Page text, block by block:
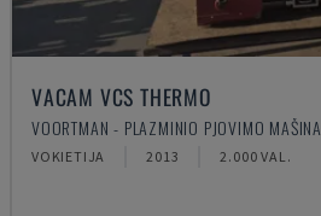
VACAM VCS THERMO
VOORTMAN - PLAZMINIO PJOVIMO MAŠINA
VOKIETIJA 2013 2.000 VAL.